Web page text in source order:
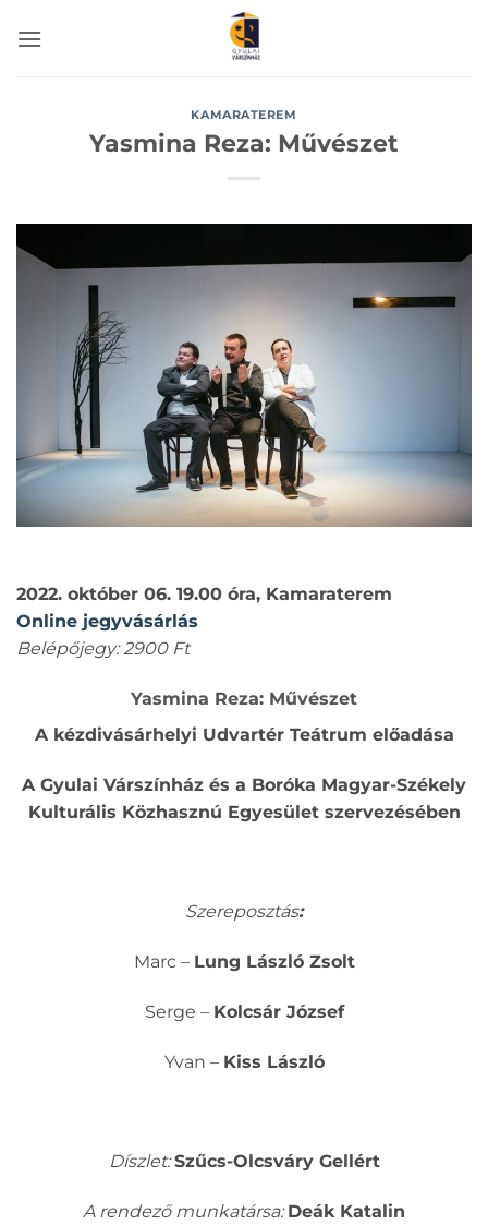
KAMARATEREM
Yasmina Reza: Művészet
2022. október 06. 19.00 óra, Kamaraterem
Online jegyvásárlás
Belépőjegy: 2900 Ft
Yasmina Reza: Művészet
A kézdivásárhelyi Udvartér Teátrum előadása
A Gyulai Várszínház és a Boróka Magyar-Székely
Kulturális Közhasznú Egyesület szervezésében
Szereposztás:
Marc – Lung László Zsolt
Serge – Kolcsár József
Yvan – Kiss László
Díszlet: Szűcs-Olcsváry Gellért
A rendező munkatársa: Deák Katalin